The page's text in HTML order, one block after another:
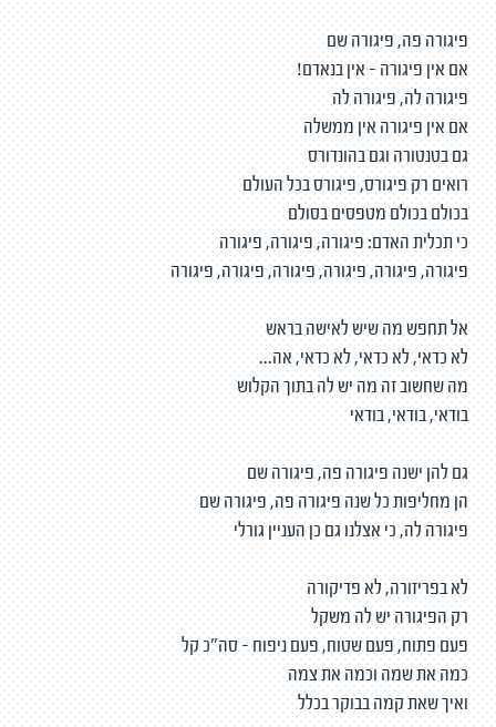
פיגורה פה, פיגורה שם
אם אין פיגורה - אין בנאדם!
פיגורה לה, פיגורה לה
אם אין פיגורה אין ממשלה
גם בטנטורה וגם בהונדורס
רואים רק פיגורס, פיגורס בכל העולם
בכולם בכולם מטפסים בסולם
כי תכלית האדם: פיגורה, פיגורה, פיגורה
פיגורה, פיגורה, פיגורה, פיגורה, פיגורה, פיגורה
אל תחפש מה שיש לאישה בראש
לא כדאי, לא כדאי, לא כדאי, אה...
מה שחשוב זה מה יש לה בתוך הקלוש
בודאי, בודאי, בודאי
גם להן ישנה פיגורה פה, פיגורה שם
הן מחליפות כל שנה פיגורה פה, פיגורה שם
פיגורה לה, כי אצלנו גם כן העניין גורלי
לא בפריזורה, לא פדיקורה
רק הפיגורה יש לה משקל
פעם פתוח, פעם שטוח, פעם ניפוח - סה"כ קל
כמה את שמה וכמה את צמה
ואיך שאת קמה בבוקר בכלל